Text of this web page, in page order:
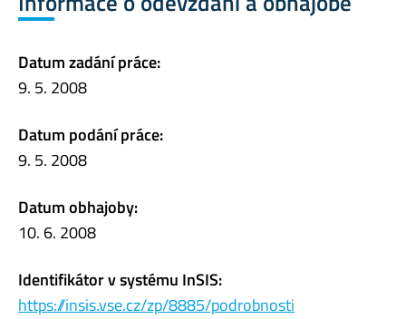
Datum zadání práce:
9. 5. 2008
Datum podání práce:
9. 5. 2008
Datum obhajoby:
10. 6. 2008
Identifikátor v systému InSIS:
https://insis.vse.cz/zp/8885/podrobnosti